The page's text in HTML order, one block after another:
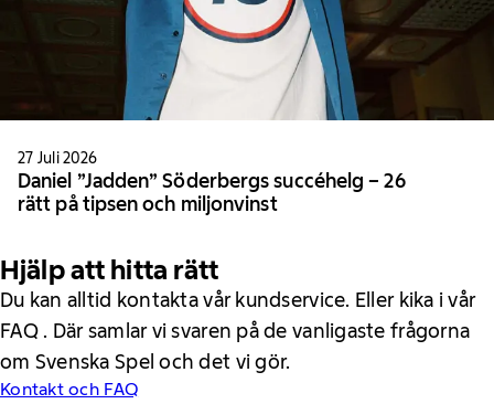
27 Juli 2026
Daniel ”Jadden” Söderbergs succéhelg – 26
rätt på tipsen och miljonvinst
Hjälp att hitta rätt
Du kan alltid kontakta vår kundservice. Eller kika i vår
FAQ . Där samlar vi svaren på de vanligaste frågorna
om Svenska Spel och det vi gör.
Kontakt och FAQ